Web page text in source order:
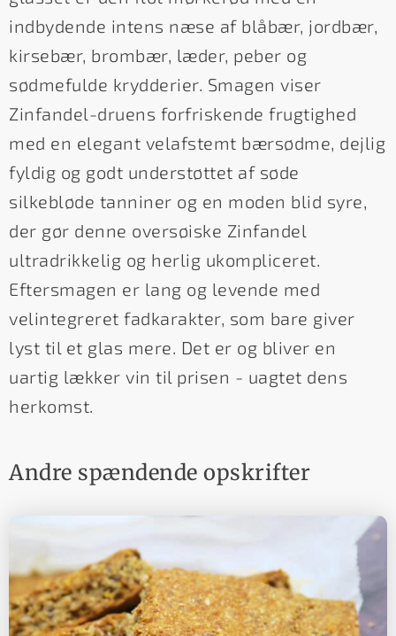
indbydende intens næse af blåbær, jordbær,
kirsebær, brombær, læder, peber og
sødmefulde krydderier. Smagen viser
Zinfandel-druens forfriskende frugtighed
med en elegant velafstemt bærsødme, dejlig
fyldig og godt understøttet af søde
silkebløde tanniner og en moden blid syre,
der gør denne oversøiske Zinfandel
ultradrikkelig og herlig ukompliceret.
Eftersmagen er lang og levende med
velintegreret fadkarakter, som bare giver
lyst til et glas mere. Det er og bliver en
uartig lækker vin til prisen - uagtet dens
herkomst.
Andre spændende opskrifter